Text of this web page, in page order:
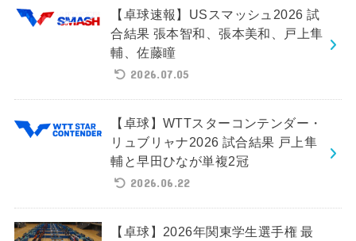
【卓球速報】USスマッシュ2026 試
合結果 張本智和、張本美和、戸上隼
輔、佐藤瞳
2026.07.05
【卓球】WTTスターコンテンダー・
リュブリャナ2026 試合結果 戸上隼
輔と早田ひなが単複2冠
2026.06.22
【卓球】2026年関東学生選手権 最